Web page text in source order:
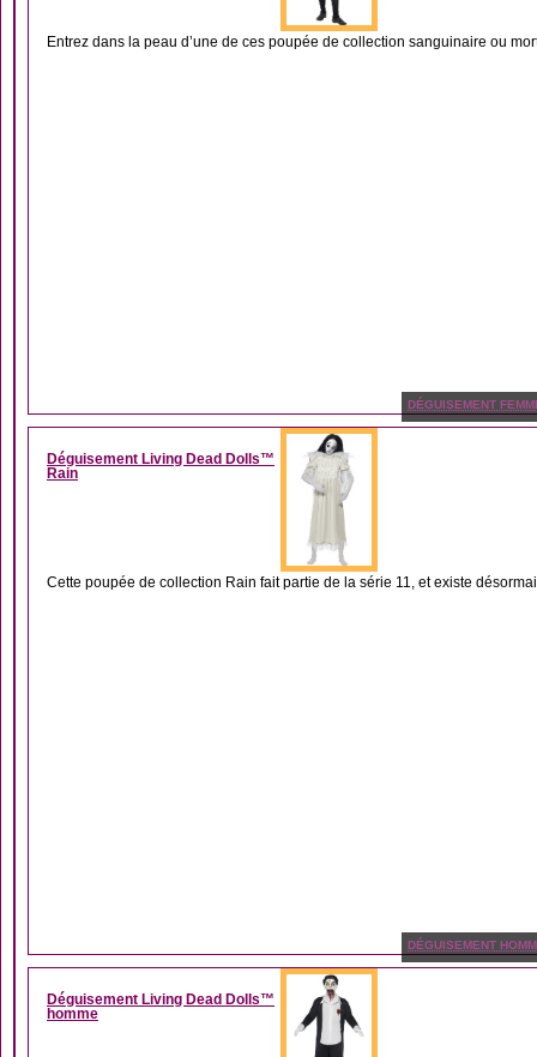
Entrez dans la peau d’une de ces poupée de collection sanguinaire ou
DÉGUISEMENT
Déguisement Living Dead Dolls™
Rain
Cette poupée de collection Rain fait partie de la série 11, et existe
DÉGUISEMENT
Déguisement Living Dead Dolls™
homme